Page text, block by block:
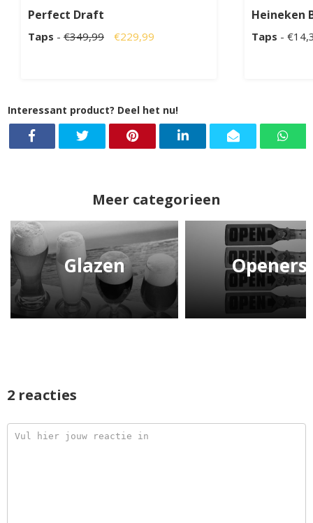
Perfect Draft
Taps - €349,99 €229,99
Heineken
Taps -
Interessant product? Deel het nu!
Meer categorieen
Glazen Openers
2 reacties